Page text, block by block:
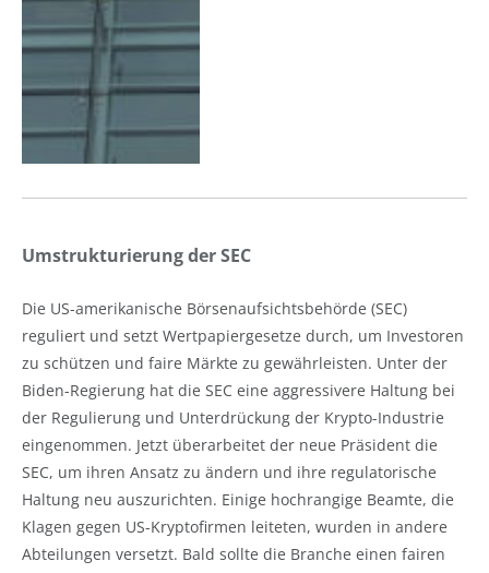
Umstrukturierung der SEC
Die US-amerikanische Börsenaufsichtsbehörde (SEC)
reguliert und setzt Wertpapiergesetze durch, um Investoren
zu schützen und faire Märkte zu gewährleisten. Unter der
Biden-Regierung hat die SEC eine aggressivere Haltung bei
der Regulierung und Unterdrückung der Krypto-Industrie
eingenommen. Jetzt überarbeitet der neue Präsident die
SEC, um ihren Ansatz zu ändern und ihre regulatorische
Haltung neu auszurichten. Einige hochrangige Beamte, die
Klagen gegen US-Kryptofirmen leiteten, wurden in andere
Abteilungen versetzt. Bald sollte die Branche einen fairen